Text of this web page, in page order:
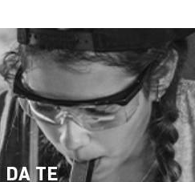
DA TE